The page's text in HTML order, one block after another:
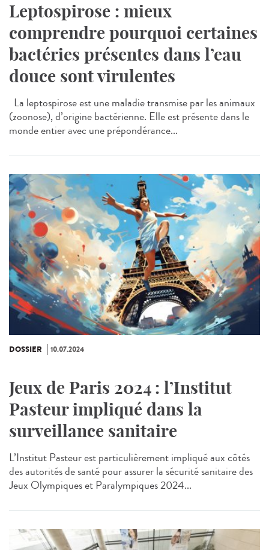
Leptospirose : mieux
comprendre pourquoi certaines
bactéries présentes dans l’eau
douce sont virulentes
La leptospirose est une maladie transmise par les animaux
(zoonose), d’origine bactérienne. Elle est présente dans le
monde entier avec une prépondérance...
DOSSIER 10.07.2024
Jeux de Paris 2024 : l’Institut
Pasteur impliqué dans la
surveillance sanitaire
L’Institut Pasteur est particulièrement impliqué aux côtés
des autorités de santé pour assurer la sécurité sanitaire des
Jeux Olympiques et Paralympiques 2024...